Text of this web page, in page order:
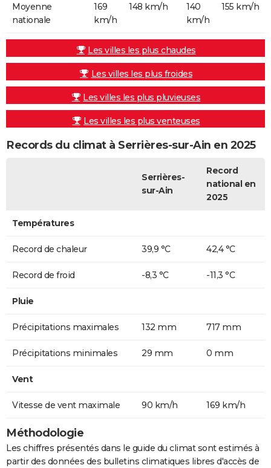
Moyenne
nationale
169
km/h
148 km/h
140
km/h
155 km/h
Les villes les plus chaudes
Les villes les plus froides
Les villes les plus pluvieuses
Les villes les plus venteuses
Records du climat à Serrières-sur-Ain en 2025
Serrières-
sur-Ain
Record
national en
2025
Températures
Record de chaleur 39,9 °C 42,4 °C
Record de froid -8,3 °C -11,3 °C
Pluie
Précipitations maximales 132 mm 717 mm
Précipitations minimales 29 mm 0 mm
Vent
Vitesse de vent maximale 90 km/h 169 km/h
Méthodologie
Les chiffres présentés dans le guide du climat sont estimés à
partir des données des bulletins climatiques libres d'accès de